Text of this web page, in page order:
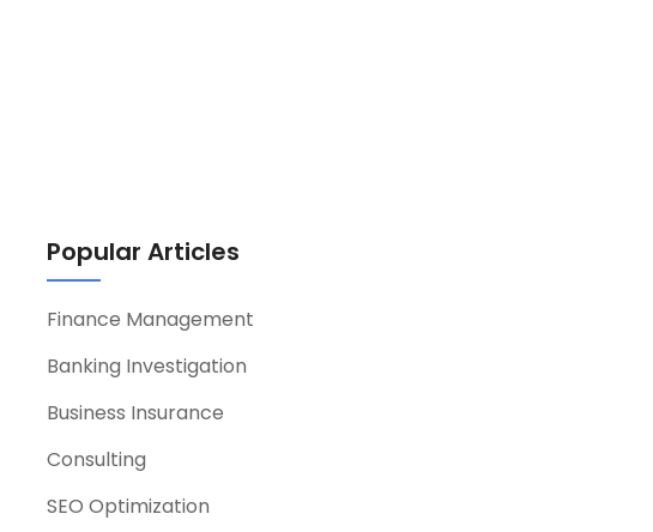
Popular Articles
Finance Management
Banking Investigation
Business Insurance
Consulting
SEO Optimization